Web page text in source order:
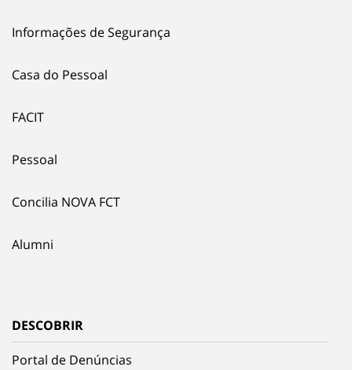
Informações de Segurança
Casa do Pessoal
FACIT
Pessoal
Concilia NOVA FCT
Alumni
DESCOBRIR
Portal de Denúncias